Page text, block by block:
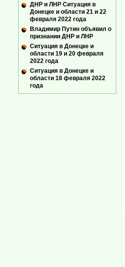
ДНР и ЛНР Ситуация в
Донецке и области 21 и 22
февраля 2022 года
Владимир Путин объявил о
признании ДНР и ЛНР
Ситуация в Донецке и
области 19 и 20 февраля
2022 года
Ситуация в Донецке и
области 18 февраля 2022
года